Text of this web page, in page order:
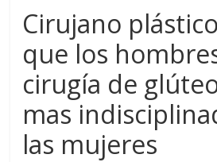
Cirujano
que los
cirugía de
mas
las mujeres